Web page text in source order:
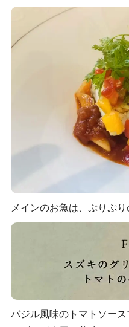
メインのお魚は、ぷりぷ
バジル風味のトマトソース